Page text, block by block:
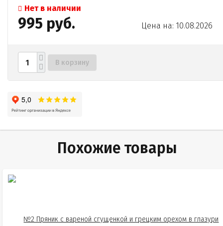
Нет в наличии
995 руб. Цена на: 10.08.2026
В корзину
Похожие товары